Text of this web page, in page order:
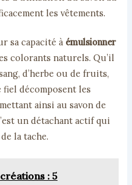
les vêtements.
sa capacité à émulsionner
colorants naturels. Qu’il
d’herbe ou de fruits,
fiel décomposent les
ainsi au savon de
un détachant actif qui
la tache.
: 5